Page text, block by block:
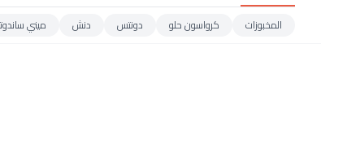
المخبوزات كرواسون حلو دونتس دنش ميني